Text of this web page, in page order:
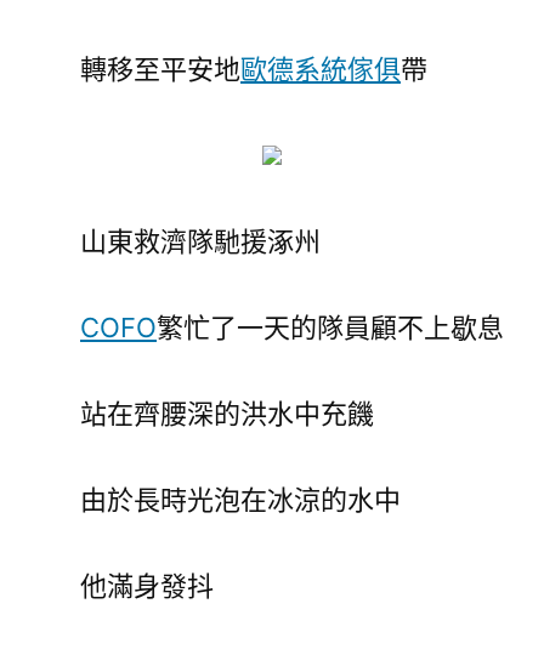
轉移至平安地歐德系統傢俱帶
山東救濟隊馳援涿州
COFO繁忙了一天的隊員顧不上歇息
站在齊腰深的洪水中充饑
由於長時光泡在冰涼的水中
他滿身發抖